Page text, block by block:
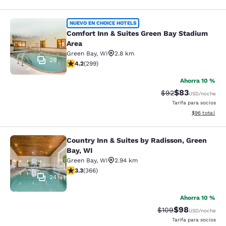
Comfort Inn & Suites Green Bay
29
NUEVO EN CHOICE HOTELS
Comfort Inn & Suites Green Bay Stadium
Area
Green Bay, WI
2.8 km
calificación de 4.19 estrellas. Muy bueno. 299 reseñas
4.2(299)
Ahorra 10 %
Precio tachado:
$92Precio con
$83USD/noche
Tarifa para socios
Ver detalles
$96 total
Country Inn & Suites by Radisson,
24
Country Inn & Suites by Radisson, Green
Bay, WI
Green Bay, WI
2.94 km
calificación de 3.28 estrellas. Bueno. 366 reseñas
3.3(366)
Ahorra 10 %
Precio tachado:
$109Precio con
$98USD/noche
Tarifa para socios